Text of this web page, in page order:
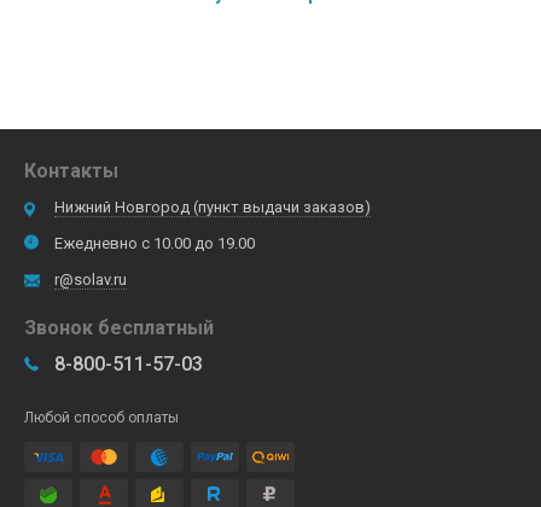
Контакты
Нижний Новгород (пункт выдачи заказов)
Ежедневно с 10.00 до 19.00
r@solav.ru
Звонок бесплатный
8-800-511-57-03
Любой способ оплаты